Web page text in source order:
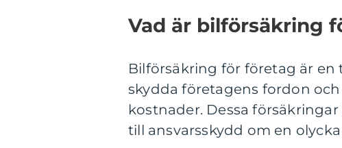
Vad är bilförsäkring
Bilförsäkring för företag är
skydda företagens fordon
kostnader. Dessa
till ansvarsskydd om en